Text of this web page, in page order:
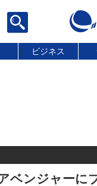
ビジネス
ベンジャーに